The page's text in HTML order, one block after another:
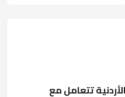
تتعامل مع